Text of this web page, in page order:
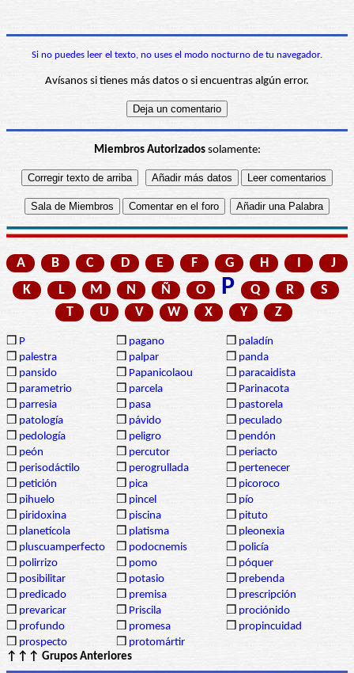
Si no puedes leer el texto, no uses el modo nocturno de tu navegador.
Avísanos si tienes más datos o si encuentras algún error.
Miembros Autorizadossolamente:
A B C D E F G H I
J
K
L M N Ñ O P Q R
S
T
U V W X Y Z
❒ P ❒ pagano ❒ paladín
❒ palestra ❒ palpar ❒ panda
❒ pansido ❒ Papanicolaou ❒ paracaidista
❒ parametrio ❒ parcela ❒ Parinacota
❒ parresia ❒ pasa ❒ pastorela
❒ patología ❒ pávido ❒ peculado
❒ pedología ❒ peligro ❒ pendón
❒ peón ❒ percutor ❒ periacto
❒ perisodáctilo ❒ perogrullada ❒ pertenecer
❒ petición ❒ pica ❒ picoroco
❒ pihuelo ❒ pincel ❒ pío
❒ piridoxina ❒ piscina ❒ pituto
❒ planetícola ❒ platisma ❒ pleonexia
❒ pluscuamperfecto ❒ podocnemis ❒ policía
❒ polirrizo ❒ pomo ❒ póquer
❒ posibilitar ❒ potasio ❒ prebenda
❒ predicado ❒ premisa ❒ prescripción
❒ prevaricar ❒ Priscila ❒ prociónido
❒ profundo ❒ promesa ❒ propincuidad
❒ prospecto ❒ protomártir
↑↑↑ Grupos Anteriores